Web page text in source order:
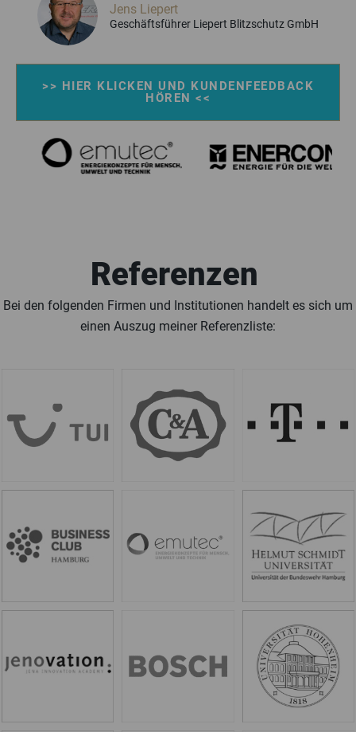
Jens Liepert
Geschäftsführer Liepert Blitzschutz GmbH
>> HIER KLICKEN UND KUNDENFEEDBACK
HÖREN <<
Referenzen
Bei den folgenden Firmen und Institutionen handelt es sich um
einen Auszug meiner Referenzliste: